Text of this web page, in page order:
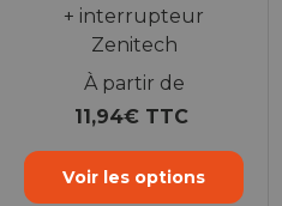
+ interrupteur
Zenitech
À partir de
11,94€ TTC
Voir les options